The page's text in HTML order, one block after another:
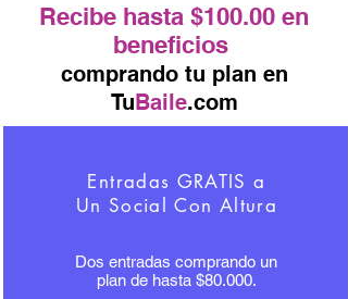
Recibe hasta $100.00 en
beneficios
comprando tu plan en
TuBaile.com
Entradas GRATIS a
Un Social Con Altura
Dos entradas comprando un
plan de hasta $80.000.